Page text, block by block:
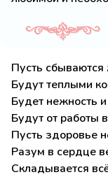
Пусть
Будут теплыми
Будет нежность
Будут от работы
Пусть здоровье
Разум в сердце
Складывается